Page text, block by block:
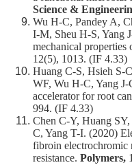
心
專
Science &
Wu H-C, Pandey A,
I-M, Sheu H-S, Yang
mechanical properties
12(5), 1013. (IF 4.33)
Huang C-S, Hsieh S-
WF, Wu H-C, Yang
accelerator for root
994. (IF 4.33)
Chen C-Y, Huang
C, Yang T-I. (2020)
fibroin electrochromic
resistance. Polymers,